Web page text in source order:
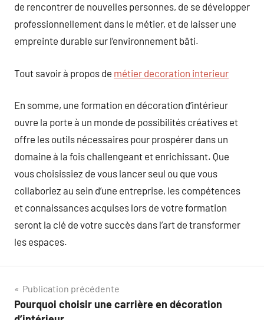
de rencontrer de nouvelles personnes, de se développer
professionnellement dans le métier, et de laisser une
empreinte durable sur l’environnement bâti.
Tout savoir à propos de métier decoration interieur
En somme, une formation en décoration d’intérieur
ouvre la porte à un monde de possibilités créatives et
offre les outils nécessaires pour prospérer dans un
domaine à la fois challengeant et enrichissant. Que
vous choisissiez de vous lancer seul ou que vous
collaboriez au sein d’une entreprise, les compétences
et connaissances acquises lors de votre formation
seront la clé de votre succès dans l’art de transformer
les espaces.
Navigation
de
Publication précédente
Pourquoi choisir une carrière en décoration